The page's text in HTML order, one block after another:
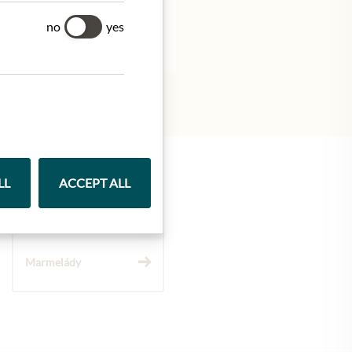
Marmelády
no
yes
ACCEPT ALL